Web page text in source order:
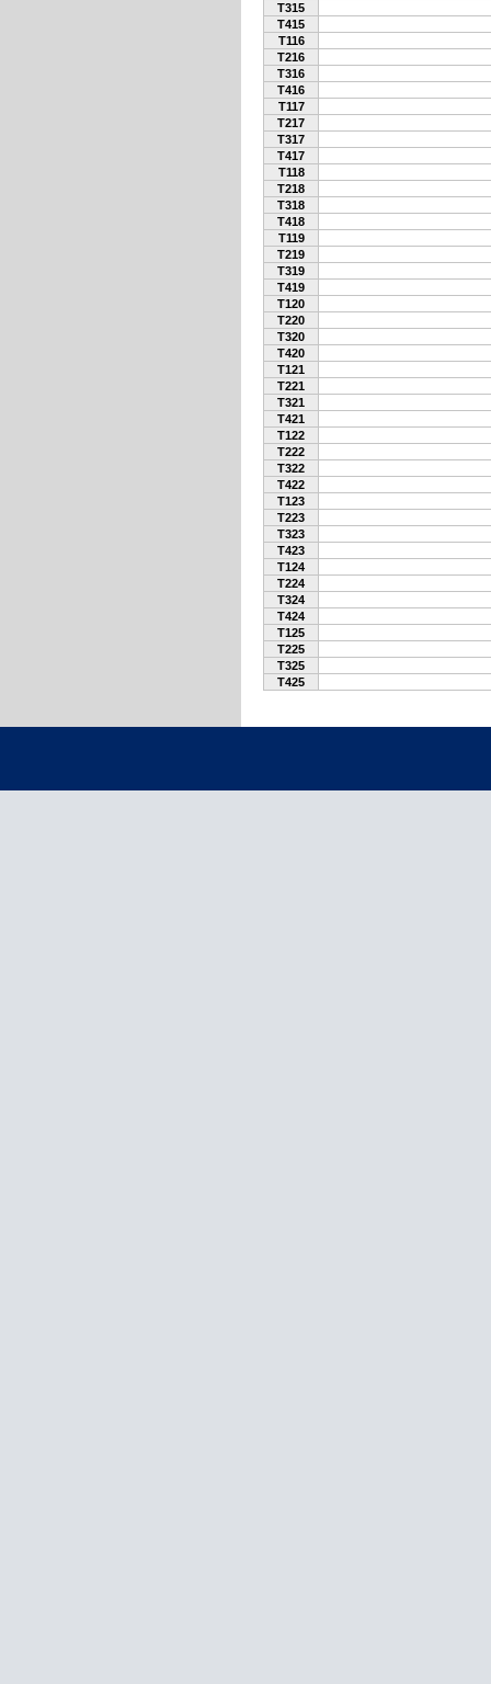
T315
T415
T116
T216
T316
T416
T117
T217
T317
T417
T118
T218
T318
T418
T119
T219
T319
T419
T120
T220
T320
T420
T121
T221
T321
T421
T122
T222
T322
T422
T123
T223
T323
T423
T124
T224
T324
T424
T125
T225
T325
T425